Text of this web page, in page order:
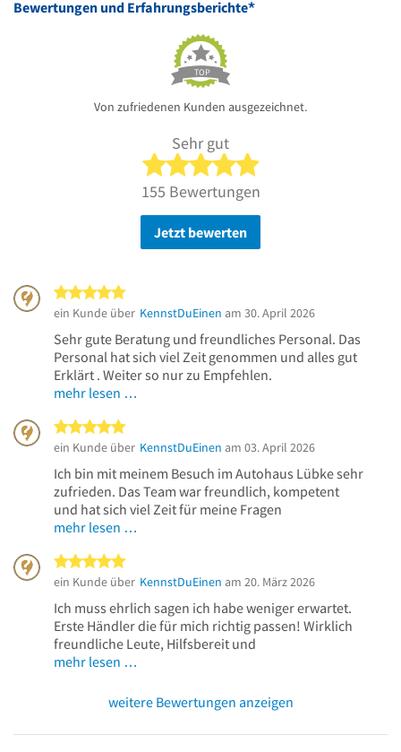
Bewertungen und Erfahrungsberichte*
TOP
Von zufriedenen Kunden ausgezeichnet.
Sehr gut
5 von 5 Sternen
155 Bewertungen
Jetzt bewerten
ein Kunde über KennstDuEinen am 30. April 2026
Sehr gute Beratung und freundliches Personal. Das
Personal hat sich viel Zeit genommen und alles gut
Erklärt . Weiter so nur zu Empfehlen.
mehr lesen …
ein Kunde über KennstDuEinen am 03. April 2026
Ich bin mit meinem Besuch im Autohaus Lübke sehr
zufrieden. Das Team war freundlich, kompetent
und hat sich viel Zeit für meine Fragen
mehr lesen …
ein Kunde über KennstDuEinen am 20. März 2026
Ich muss ehrlich sagen ich habe weniger erwartet.
Erste Händler die für mich richtig passen! Wirklich
freundliche Leute, Hilfsbereit und
mehr lesen …
weitere Bewertungen anzeigen